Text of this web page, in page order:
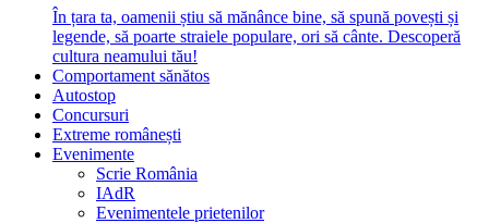
În țara ta, oamenii știu să mănânce bine, să spună povești și
legende, să poarte straiele populare, ori să cânte. Descoperă
cultura neamului tău!
Comportament sănătos
Autostop
Concursuri
Extreme românești
Evenimente
Scrie România
IAdR
Evenimentele prietenilor